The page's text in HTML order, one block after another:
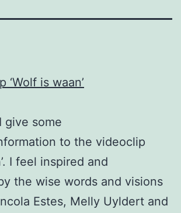
‘Wolf is waan’
give some
to the videoclip
I feel inspired and
the wise words and visions
Estes, Melly Uyldert and